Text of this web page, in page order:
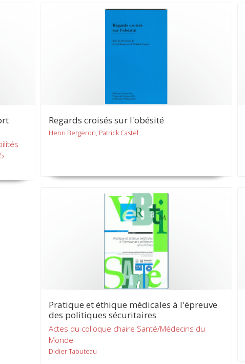
Regards croisés sur l'obésité
Henri Bergeron, Patrick Castel
Pratique et éthique médicales à l'épreuve
des politiques sécuritaires
Actes du colloque chaire Santé/Médecins du
Monde
Didier Tabuteau